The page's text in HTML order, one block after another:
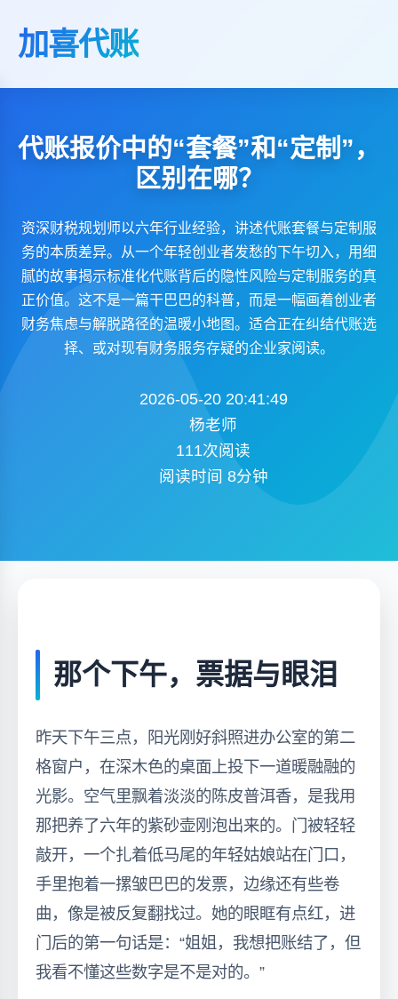
加喜代账
代账报价中的“套餐”和“定制”，
区别在哪？
资深财税规划师以六年行业经验，讲述代账套餐与定制服
务的本质差异。从一个年轻创业者发愁的下午切入，用细
腻的故事揭示标准化代账背后的隐性风险与定制服务的真
正价值。这不是一篇干巴巴的科普，而是一幅画着创业者
财务焦虑与解脱路径的温暖小地图。适合正在纠结代账选
择、或对现有财务服务存疑的企业家阅读。
2026-05-20 20:41:49
杨老师
111次阅读
阅读时间 8分钟
那个下午，票据与眼泪
昨天下午三点，阳光刚好斜照进办公室的第二
格窗户，在深木色的桌面上投下一道暖融融的
光影。空气里飘着淡淡的陈皮普洱香，是我用
那把养了六年的紫砂壶刚泡出来的。门被轻轻
敲开，一个扎着低马尾的年轻姑娘站在门口，
手里抱着一摞皱巴巴的发票，边缘还有些卷
曲，像是被反复翻找过。她的眼眶有点红，进
门后的第一句话是：“姐姐，我想把账结了，但
我看不懂这些数字是不是对的。”